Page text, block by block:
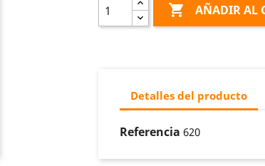
 AÑADIR AL
Detalles del producto
Referencia 620